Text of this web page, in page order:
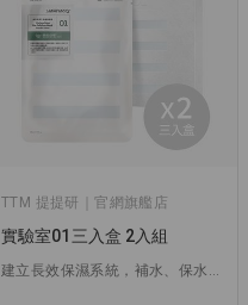
TTM 提提研｜官網旗艦店
實驗室01三入盒 2入組
建立長效保濕系統，補水、保水、舒緩一片搞定！